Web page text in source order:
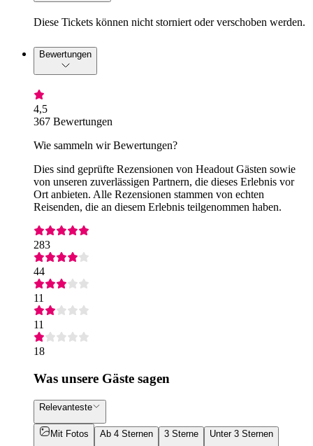
Diese Tickets können nicht storniert oder verschoben werden.
Bewertungen
4,5
367 Bewertungen
Wie sammeln wir Bewertungen?
Dies sind geprüfte Rezensionen von Headout Gästen sowie
von unseren zuverlässigen Partnern, die dieses Erlebnis vor
Ort anbieten. Alle Rezensionen stammen von echten
Reisenden, die an diesem Erlebnis teilgenommen haben.
283
44
11
11
18
Was unsere Gäste sagen
Relevanteste
Mit Fotos Ab 4 Sternen 3 Sterne Unter 3 Sternen